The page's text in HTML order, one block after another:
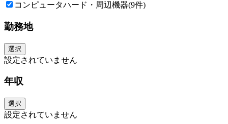
コンピュータハード・周辺機器(9件)
勤務地
選択
設定されていません
年収
選択
設定されていません